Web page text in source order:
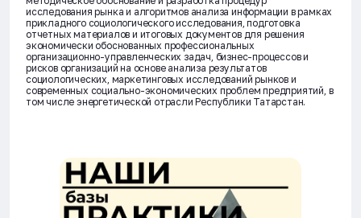
исследования рынка и алгоритмов анализа информации в рамках
прикладного социологического исследования, подготовка
отчетных материалов и итоговых документов для решения
экономически обоснованных профессиональных
организационно-управленческих задач, бизнес-процессов и
рисков организаций на основе анализа результатов
социологических, маркетинговых исследований рынков и
современных социально-экономических проблем предприятий, в
том числе энергетической отрасли Республики Татарстан.